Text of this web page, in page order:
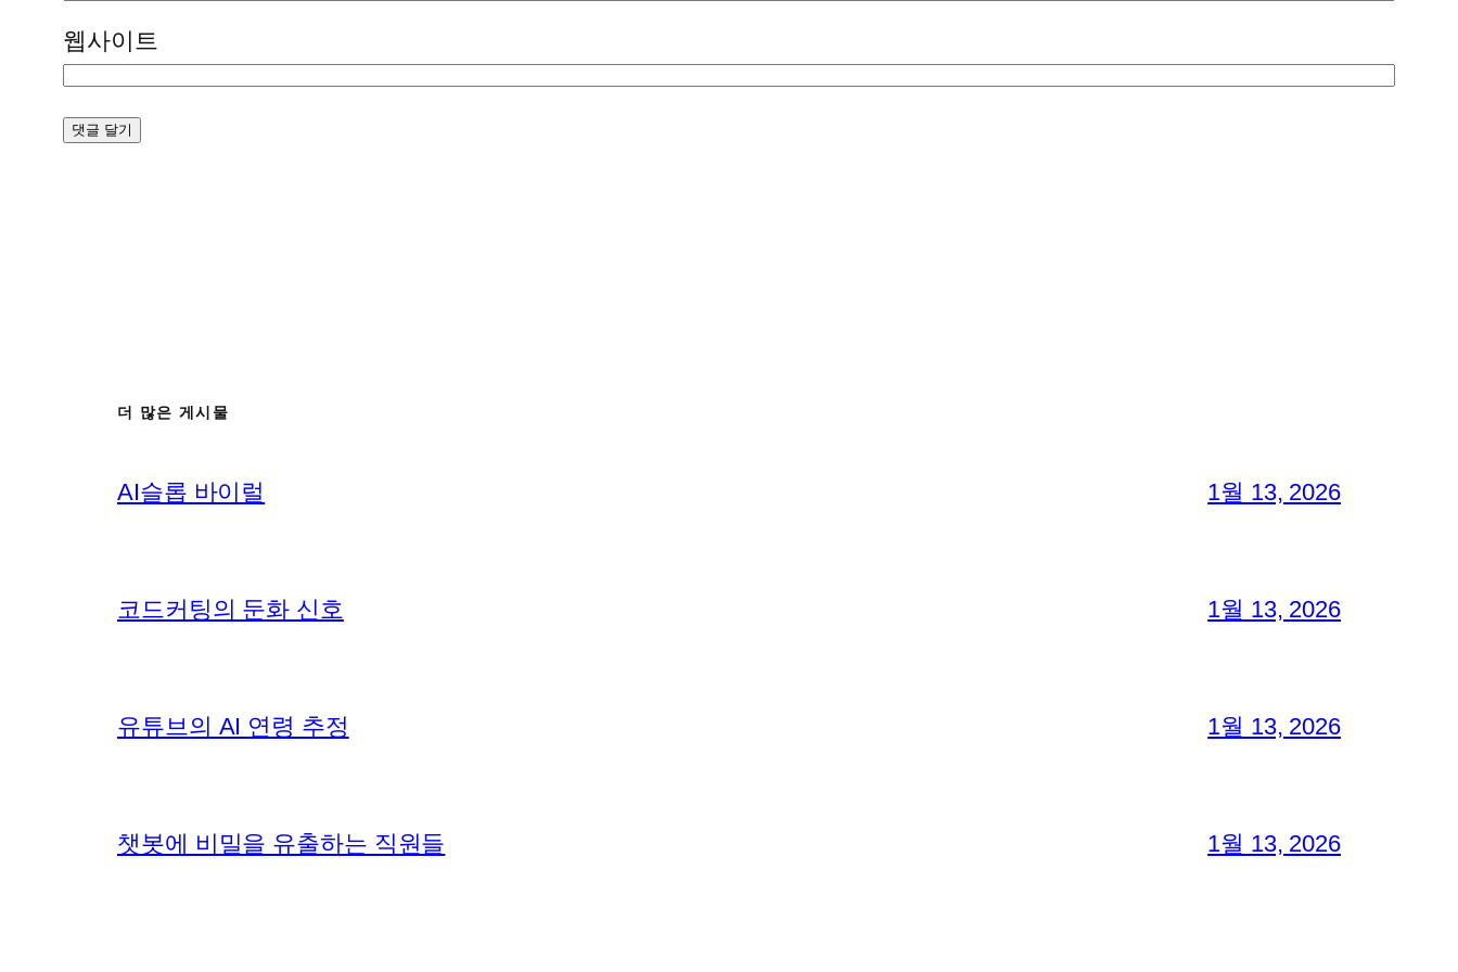
웹사이트
더 많은 게시물
AI슬롭 바이럴 1월 13, 2026
코드커팅의 둔화 신호 1월 13, 2026
유튜브의 AI 연령 추정 1월 13, 2026
챗봇에 비밀을 유출하는 직원들 1월 13, 2026